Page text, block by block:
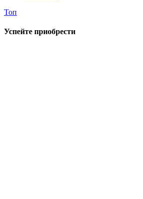
Топ
Успейте приобрести